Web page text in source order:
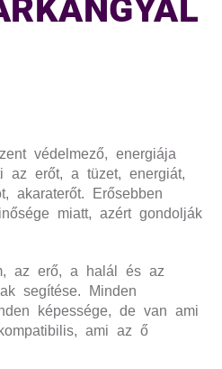
védelmező, energiája
az erőt, a tüzet, energiát,
akaraterőt. Erősebben
miatt, azért gondolják
az erő, a halál és az
segítése. Minden
képessége, de van ami
ami az ő